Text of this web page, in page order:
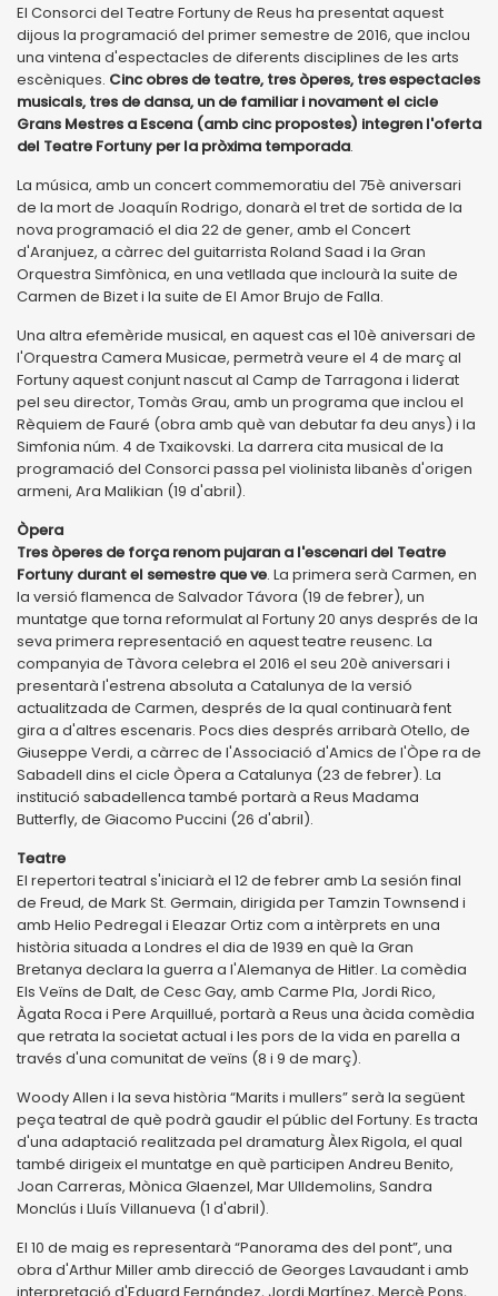
El Consorci del Teatre Fortuny de Reus ha presentat aquest
dijous la programació del primer semestre de 2016, que inclou
una vintena d'espectacles de diferents disciplines de les arts
escèniques. Cinc obres de teatre, tres òperes, tres espectacles
musicals, tres de dansa, un de familiar i novament el cicle
Grans Mestres a Escena (amb cinc propostes) integren l'oferta
del Teatre Fortuny per la pròxima temporada.
La música, amb un concert commemoratiu del 75è aniversari
de la mort de Joaquín Rodrigo, donarà el tret de sortida de la
nova programació el dia 22 de gener, amb el Concert
d'Aranjuez, a càrrec del guitarrista Roland Saad i la Gran
Orquestra Simfònica, en una vetllada que inclourà la suite de
Carmen de Bizet i la suite de El Amor Brujo de Falla.
Una altra efemèride musical, en aquest cas el 10è aniversari de
l'Orquestra Camera Musicae, permetrà veure el 4 de març al
Fortuny aquest conjunt nascut al Camp de Tarragona i liderat
pel seu director, Tomàs Grau, amb un programa que inclou el
Rèquiem de Fauré (obra amb què van debutar fa deu anys) i la
Simfonia núm. 4 de Txaikovski. La darrera cita musical de la
programació del Consorci passa pel violinista libanès d'origen
armeni, Ara Malikian (19 d'abril).
Òpera
Tres òperes de força renom pujaran a l'escenari del Teatre
Fortuny durant el semestre que ve. La primera serà Carmen, en
la versió flamenca de Salvador Távora (19 de febrer), un
muntatge que torna reformulat al Fortuny 20 anys després de la
seva primera representació en aquest teatre reusenc. La
companyia de Tàvora celebra el 2016 el seu 20è aniversari i
presentarà l'estrena absoluta a Catalunya de la versió
actualitzada de Carmen, després de la qual continuarà fent
gira a d'altres escenaris. Pocs dies després arribarà Otello, de
Giuseppe Verdi, a càrrec de l'Associació d'Amics de l'Òpe ra de
Sabadell dins el cicle Òpera a Catalunya (23 de febrer). La
institució sabadellenca també portarà a Reus Madama
Butterfly, de Giacomo Puccini (26 d'abril).
Teatre
El repertori teatral s'iniciarà el 12 de febrer amb La sesión final
de Freud, de Mark St. Germain, dirigida per Tamzin Townsend i
amb Helio Pedregal i Eleazar Ortiz com a intèrprets en una
història situada a Londres el dia de 1939 en què la Gran
Bretanya declara la guerra a l'Alemanya de Hitler. La comèdia
Els Veïns de Dalt, de Cesc Gay, amb Carme Pla, Jordi Rico,
Àgata Roca i Pere Arquillué, portarà a Reus una àcida comèdia
que retrata la societat actual i les pors de la vida en parella a
través d'una comunitat de veïns (8 i 9 de març).
Woody Allen i la seva història “Marits i mullers” serà la següent
peça teatral de què podrà gaudir el públic del Fortuny. Es tracta
d'una adaptació realitzada pel dramaturg Àlex Rigola, el qual
també dirigeix el muntatge en què participen Andreu Benito,
Joan Carreras, Mònica Glaenzel, Mar Ulldemolins, Sandra
Monclús i Lluís Villanueva (1 d'abril).
El 10 de maig es representarà “Panorama des del pont”, una
obra d'Arthur Miller amb direcció de Georges Lavaudant i amb
interpretació d'Eduard Fernández, Jordi Martínez, Mercè Pons,